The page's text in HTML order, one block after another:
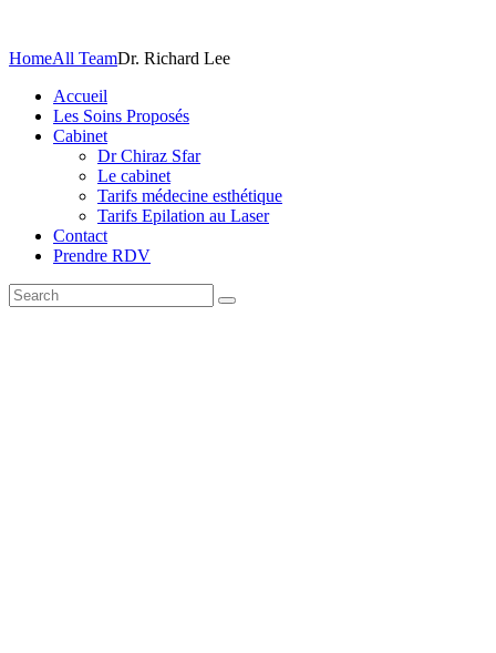
HomeAll TeamDr. Richard Lee
Accueil
Les Soins Proposés
Cabinet
Dr Chiraz Sfar
Le cabinet
Tarifs médecine esthétique
Tarifs Epilation au Laser
Contact
Prendre RDV